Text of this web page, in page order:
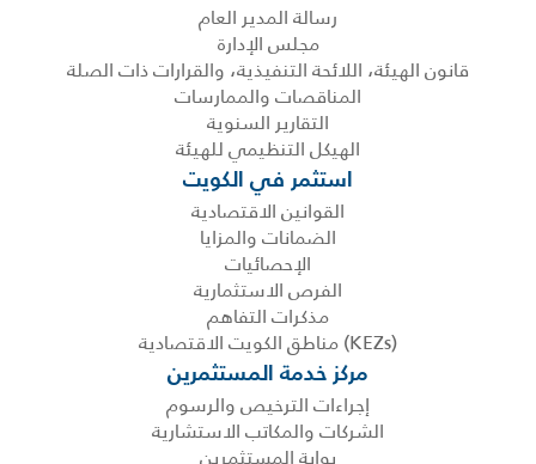
رسالة المدير العام
مجلس الإدارة
قانون الهيئة، اللائحة التنفيذية، والقرارات ذات الصلة
المناقصات والممارسات
التقارير السنوية
الهيكل التنظيمي للهيئة
استثمر في الكويت
القوانين الاقتصادية
الضمانات والمزايا
الإحصائيات
الفرص الاستثمارية
مذكرات التفاهم
(KEZs) مناطق الكويت الاقتصادية
مركز خدمة المستثمرين
إجراءات الترخيص والرسوم
الشركات والمكاتب الاستشارية
بوابة المستثمرين